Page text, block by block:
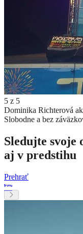
5 z 5
Dominika Richterová
Slobodne a bez
Sledujte svoje
aj v predstihu
Prehrať